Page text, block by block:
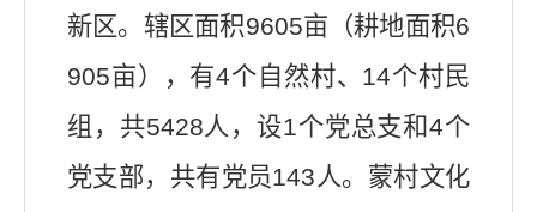
新区。 辖区面积9605亩（耕地面积6
905亩）， 有4个自然村、 14个村民
组， 共5428人， 设1个党总支和4个
党支部， 共有党员143人。 蒙村文化